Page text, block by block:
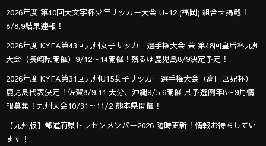
2026年度 第40回大文字杯少年サッカー大会 U-12 (福岡) 組合せ掲載！
8/8,9結果速報！
2026年度 KYFA第43回九州女子サッカー選手権大会 兼 第48回皇后杯九州
大会（長崎県開催）9/12～14開催！残るは鹿児島8/9決定予定！
2026年度 KYFA第31回九州U15女子サッカー選手権大会（高円宮妃杯）
鹿児島代表決定！佐賀8/9.11 大分、沖縄9/5.6開催 県予選例年8～9月情
報募集！九州大会10/31～11/2 熊本県開催！
【九州版】都道府県トレセンメンバー2026 随時更新！情報お待ちしてい
ます！